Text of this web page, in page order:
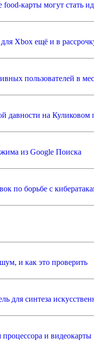
карты могут стать
Xbox ещё и в
пользователей в
давности на Куликовом
из Google Поиска
по борьбе с
и как это проверить
для синтеза
и видеокарты